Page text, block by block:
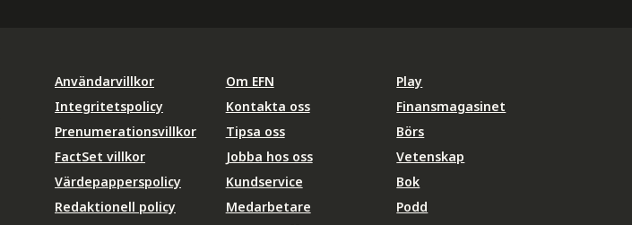
Användarvillkor
Integritetspolicy
Prenumerationsvillkor
FactSet villkor
Värdepapperspolicy
Redaktionell policy
Om EFN
Kontakta oss
Tipsa oss
Jobba hos oss
Kundservice
Medarbetare
Play
Finansmagasinet
Börs
Vetenskap
Bok
Podd